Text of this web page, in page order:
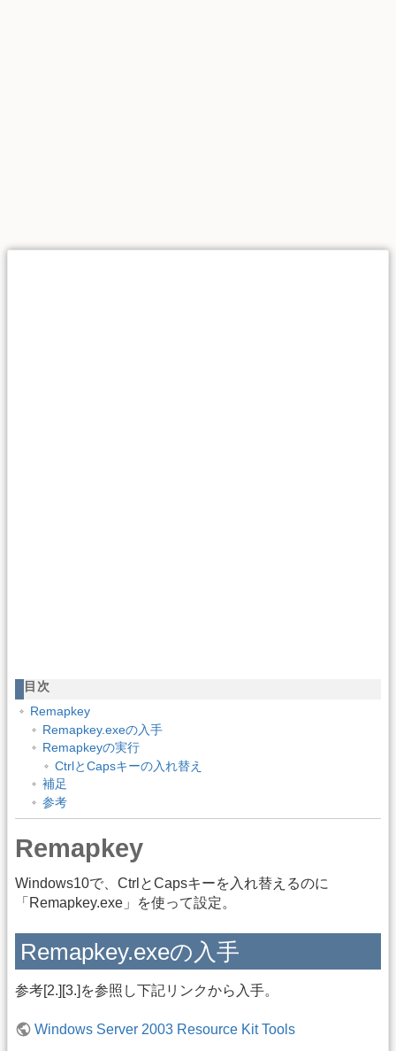
目次
Remapkey
Remapkey.exeの入手
Remapkeyの実行
CtrlとCapsキーの入れ替え
補足
参考
Remapkey
Windows10で、CtrlとCapsキーを入れ替えるのに
「Remapkey.exe」を使って設定。
Remapkey.exeの入手
参考[2.][3.]を参照し下記リンクから入手。
Windows Server 2003 Resource Kit Tools